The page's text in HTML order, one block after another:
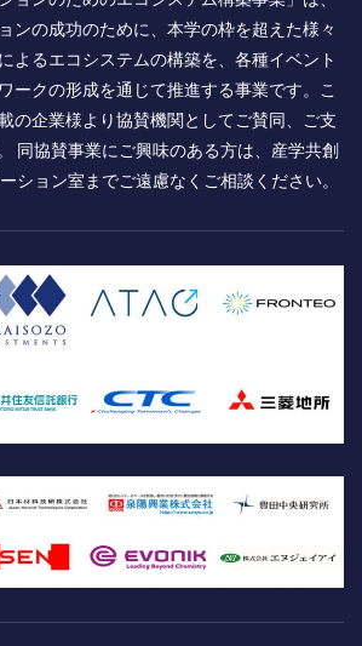
ンの成功のために、本学の枠を超えた様々
よるエコシステムの構築を、各種イベント
ークの形成を通じて推進する事業です。こ
の企業様より協賛機関としてご賛同、ご支
同協賛事業にご興味のある方は、産学共創
ション室までご遠慮なくご相談ください。